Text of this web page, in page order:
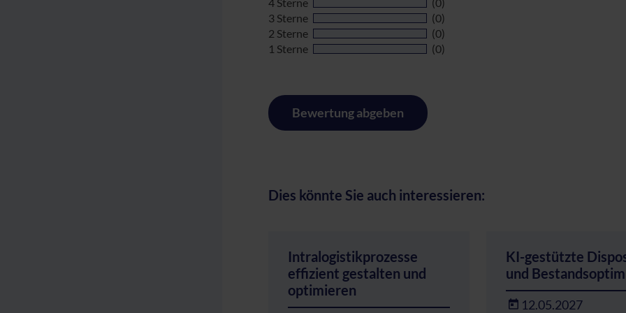
3 Sterne
(0)
2 Sterne
(0)
1 Sterne
(0)
Bewertung abgeben
Dies könnte Sie auch interessieren:
Intralogistikprozesse
effizient gestalten und
optimieren
KI-gestützte
und
12.05.2027